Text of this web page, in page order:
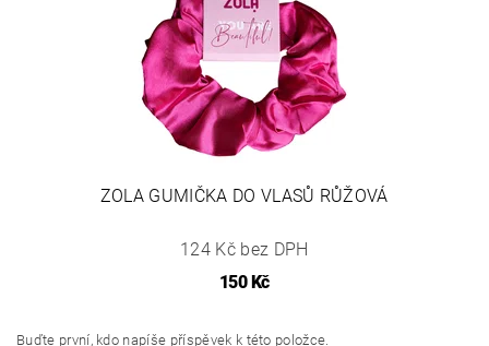
ZOLA GUMIČKA DO VLASŮ RŮŽOVÁ
124 Kč bez DPH
150 Kč
Buďte první, kdo napíše příspěvek k této položce.